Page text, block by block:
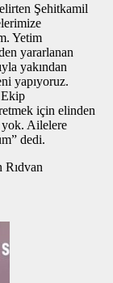
Şehitkamil
Yetim
yararlanan
yakından
yapıyoruz.
için elinden
yok. Ailelere
dedi.
Rıdvan